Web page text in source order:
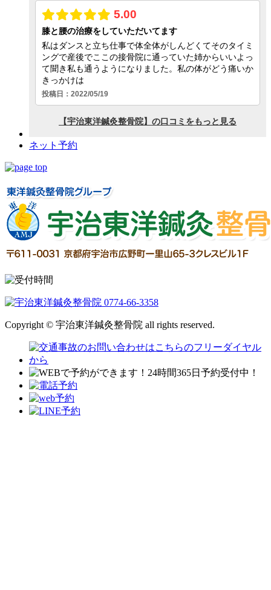
ネット予約
Copyright © 宇治東洋鍼灸整骨院 all rights reserved.